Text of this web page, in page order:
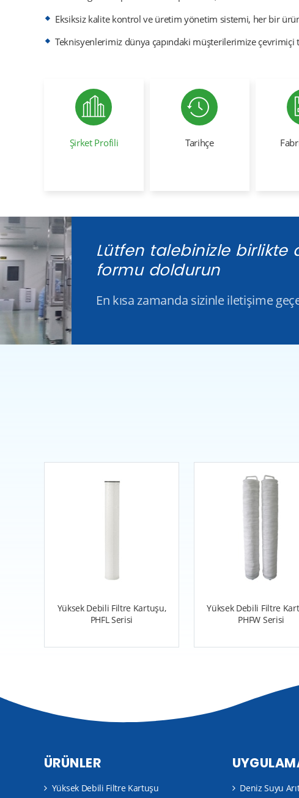
Eksiksiz kalite kontrol ve üretim yönetim sistemi, her bir
Teknisyenlerimiz dünya çapındaki müşterilerimize
Şirket Profili Tarihçe
Lütfen talebinizle birlikte
formu doldurun
En kısa zamanda sizinle iletişime
Yüksek Debili Filtre Kartuşu,
PHFL Serisi
Yüksek Debili Filtre
PHFW Serisi
ÜRÜNLER
Yüksek Debili Filtre Kartuşu Deniz Suyu